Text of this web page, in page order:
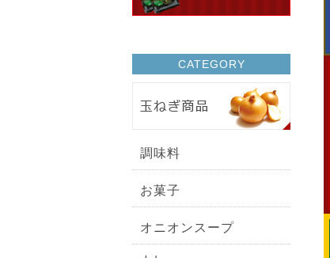
CATEGORY
調味料
お菓子
オニオンスープ